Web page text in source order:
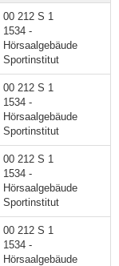
00 212 S 1
1534 -
Hörsaalgebäude
Sportinstitut
00 212 S 1
1534 -
Hörsaalgebäude
Sportinstitut
00 212 S 1
1534 -
Hörsaalgebäude
Sportinstitut
00 212 S 1
1534 -
Hörsaalgebäude